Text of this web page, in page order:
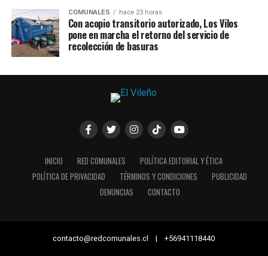
COMUNALES hace 23 horas
Con acopio transitorio autorizado, Los Vilos
pone en marcha el retorno del servicio de
recolección de basuras
INICIO RED COMUNALES
POLÍTICA EDITORIAL Y ÉTICA
POLÍTICA DE PRIVACIDAD
TÉRMINOS Y CONDICIONES
PUBLICIDAD
DENUNCIAS
CONTACTO
contacto@redcomunales.cl | +56941118440